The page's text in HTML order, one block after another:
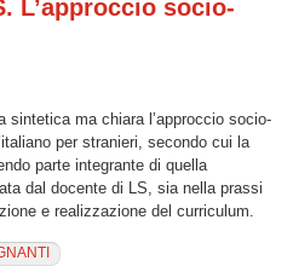
L’approccio socio-
sintetica ma chiara l’approccio socio-
per stranieri, secondo cui la
parte integrante di quella
dal docente di LS, sia nella prassi
e realizzazione del curriculum.